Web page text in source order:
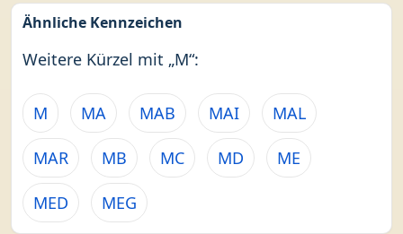
Ähnliche Kennzeichen
Weitere Kürzel mit „M“:
M MA MAB MAI MAL
MAR MB MC MD ME
MED MEG